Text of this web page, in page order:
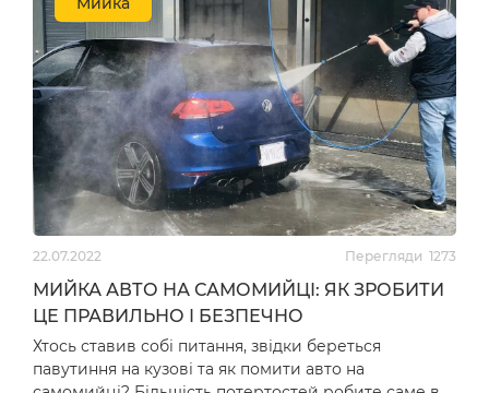
22.07.2022 Перегляди 1273
МИЙКА АВТО НА САМОМИЙЦІ: ЯК ЗРОБИТИ
ЦЕ ПРАВИЛЬНО І БЕЗПЕЧНО
Хтось ставив собі питання, звідки береться
павутиння на кузові та як помити авто на